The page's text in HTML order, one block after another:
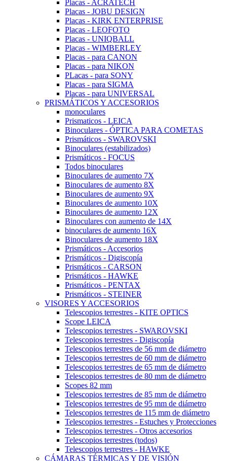
Placas - ACRATECH
Placas - JOBU DESIGN
Placas - KIRK ENTERPRISE
Placas - LEOFOTO
Placas - UNIQBALL
Placas - WIMBERLEY
Placas - para CANON
Placas - para NIKON
PLacas - para SONY
Placas - para SIGMA
Placas - para UNIVERSAL
PRISMÁTICOS Y ACCESORIOS
monoculares
Prismaticos - LEICA
Binoculares - ÓPTICA PARA COMETAS
Prismáticos - SWAROVSKI
Binoculares (estabilizados)
Prismáticos - FOCUS
Todos binoculares
Binoculares de aumento 7X
Binoculares de aumento 8X
Binoculares de aumento 9X
Binoculares de aumento 10X
Binoculares de aumento 12X
Binoculares con aumento de 14X
binoculares de aumento 16X
Binoculares de aumento 18X
Prismáticos - Accesorios
Prismáticos - Digiscopía
Prismáticos - CARSON
Prismáticos - HAWKE
Prismáticos - PENTAX
Prismáticos - STEINER
VISORES Y ACCESORIOS
Telescopios terrestres - KITE OPTICS
Scope LEICA
Telescopios terrestres - SWAROVSKI
Telescopios terrestres - Digiscopía
Telescopios terrestres de 56 mm de diámetro
Telescopios terrestres de 60 mm de diámetro
Telescopios terrestres de 65 mm de diámetro
Telescopios terrestres de 80 mm de diámetro
Scopes 82 mm
Telescopios terrestres de 85 mm de diámetro
Telescopios terrestres de 95 mm de diámetro
Telescopios terrestres de 115 mm de diámetro
Telescopios terrestres - Estuches y Protecciones
Telescopios terrestres - Otros accesorios
Telescopios terrestres (todos)
Telescopios terrestres - HAWKE
CÁMARAS TÉRMICAS Y DE VISIÓN